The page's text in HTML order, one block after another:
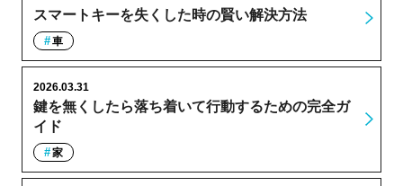
スマートキーを失くした時の賢い解決方法
車
鍵を無くしたら落ち着いて行動するための完全ガ
イド
2026.03.31
家